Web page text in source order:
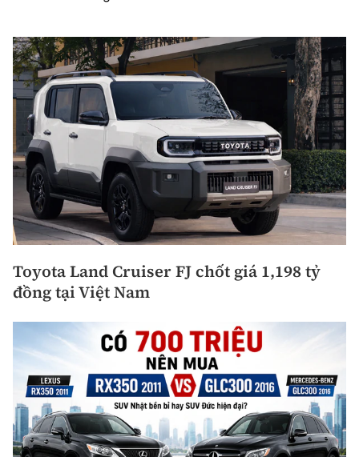
Toyota Land Cruiser FJ chốt giá 1,198 tỷ
đồng tại Việt Nam